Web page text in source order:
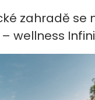
zahradě se
wellness